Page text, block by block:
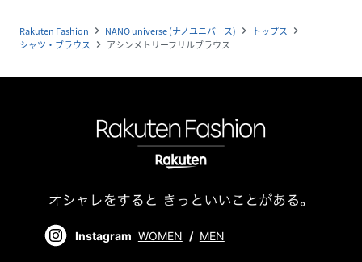
Rakuten Fashion navigate_next NANO universe (ナノユニバース) navigate_next トップス navigate_next
シャツ・ブラウス navigate_next アシンメトリーフリルブラウス
Instagram WOMEN / MEN